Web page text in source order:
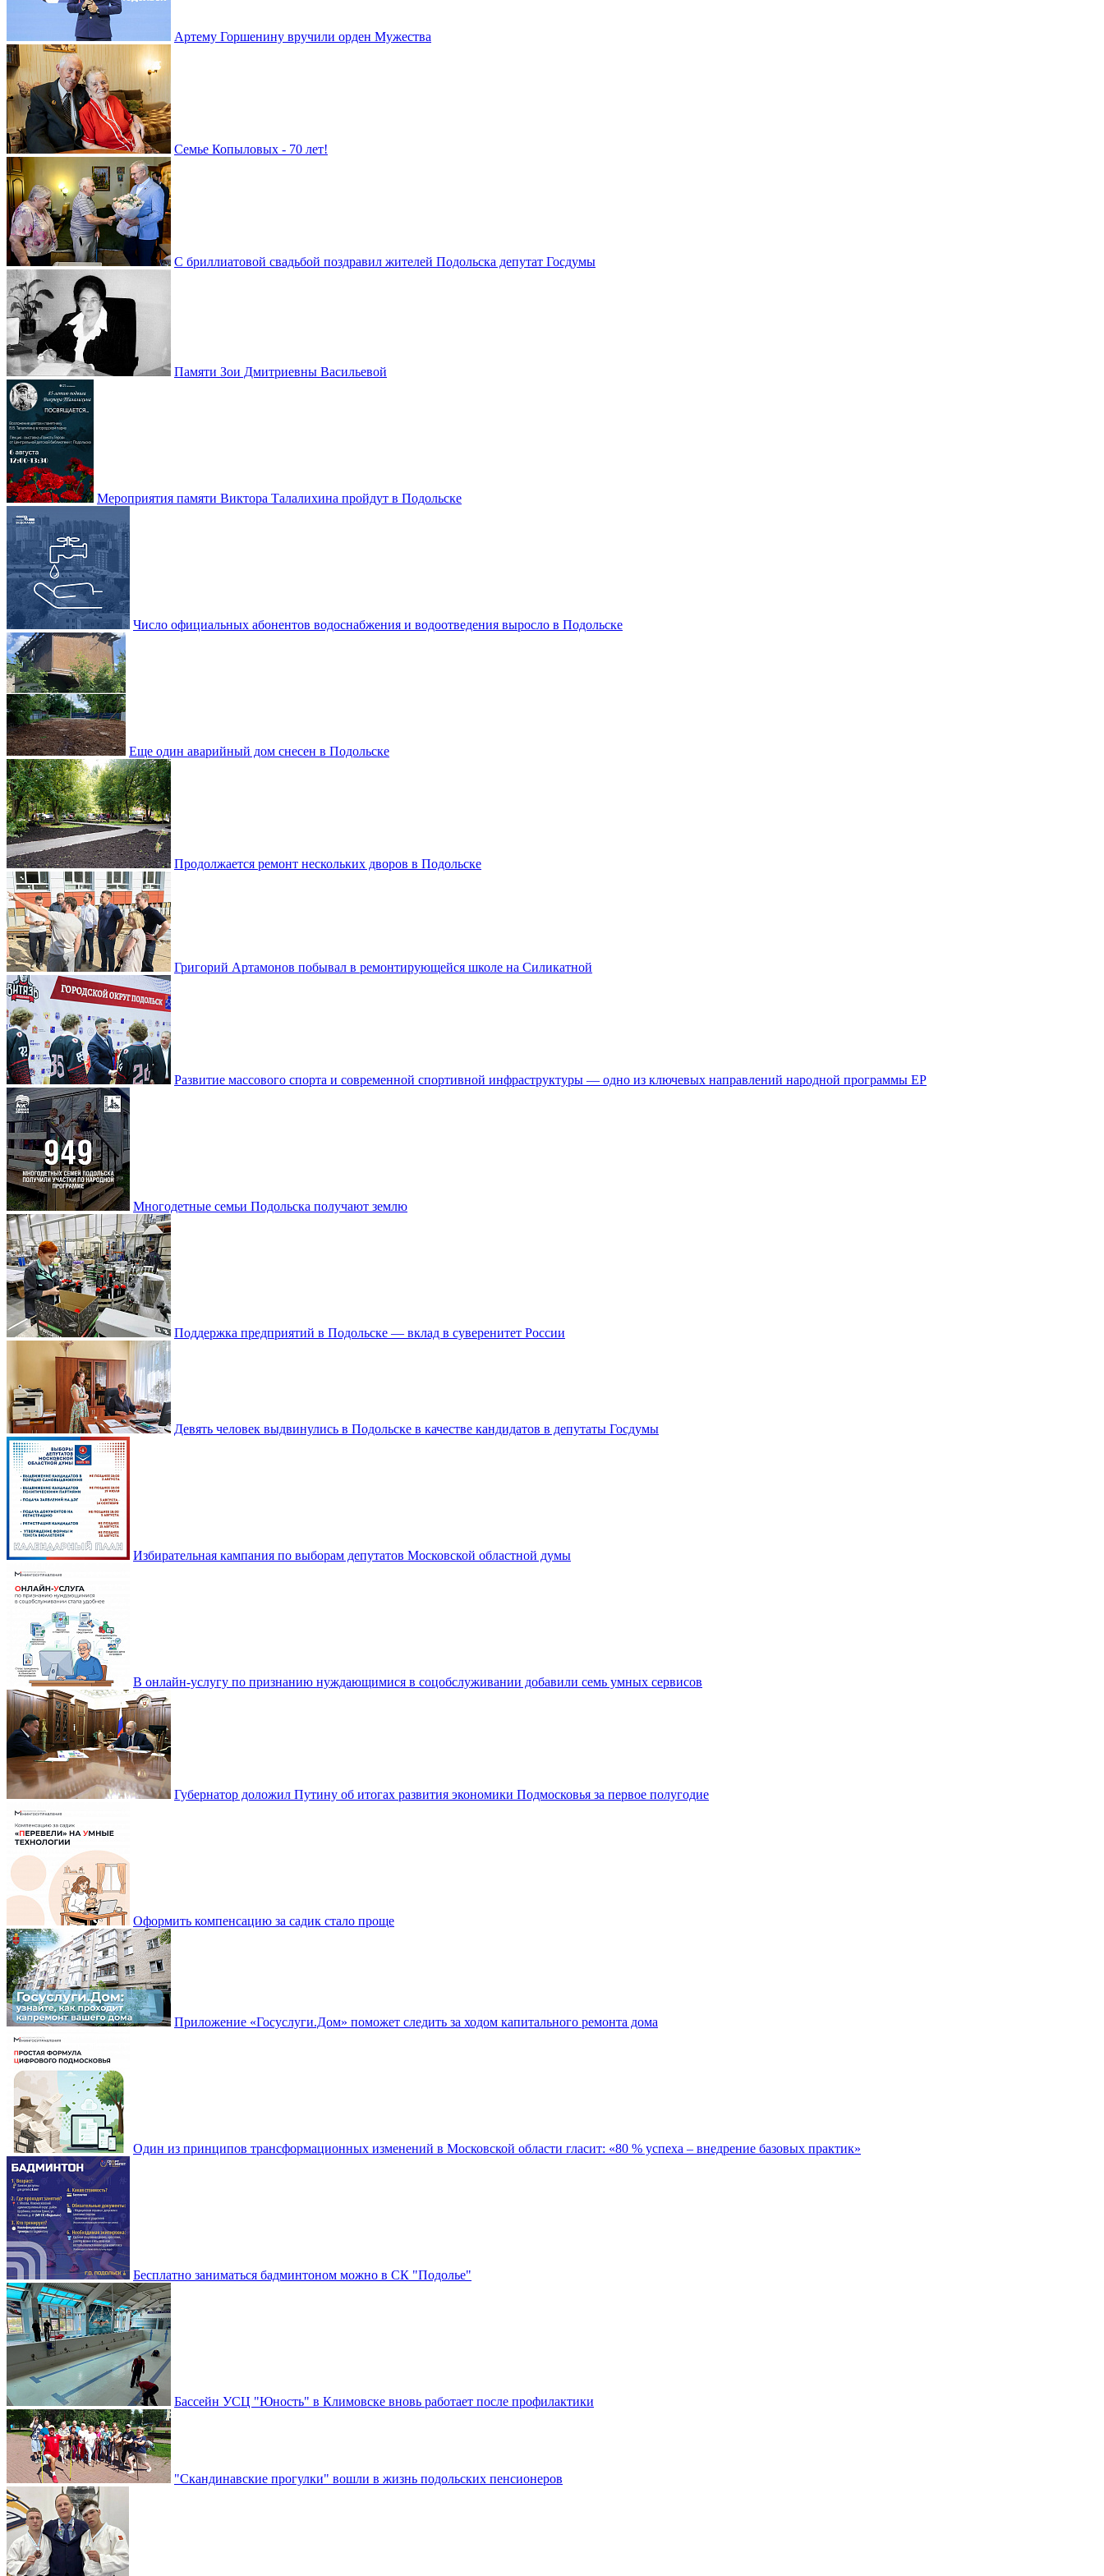
Артему Горшенину вручили орден Мужества
Семье Копыловых - 70 лет!
С бриллиатовой свадьбой поздравил жителей Подольска депутат Госдумы
Памяти Зои Дмитриевны Васильевой
Мероприятия памяти Виктора Талалихина пройдут в Подольске
Число официальных абонентов водоснабжения и водоотведения выросло в Подольске
Еще один аварийный дом снесен в Подольске
Продолжается ремонт нескольких дворов в Подольске
Григорий Артамонов побывал в ремонтирующейся школе на Силикатной
Развитие массового спорта и современной спортивной инфраструктуры — одно из ключевых направлений народной программы ЕР
Многодетные семьи Подольска получают землю
Поддержка предприятий в Подольске — вклад в суверенитет России
Девять человек выдвинулись в Подольске в качестве кандидатов в депутаты Госдумы
Избирательная кампания по выборам депутатов Московской областной думы
В онлайн-услугу по признанию нуждающимися в соцобслуживании добавили семь умных сервисов
Губернатор доложил Путину об итогах развития экономики Подмосковья за первое полугодие
Оформить компенсацию за садик стало проще
Приложение «Госуслуги.Дом» поможет следить за ходом капитального ремонта дома
Один из принципов трансформационных изменений в Московской области гласит: «80 % успеха – внедрение базовых практик»
Бесплатно заниматься бадминтоном можно в СК "Подолье"
Бассейн УСЦ "Юность" в Климовске вновь работает после профилактики
"Скандинавские прогулки" вошли в жизнь подольских пенсионеров